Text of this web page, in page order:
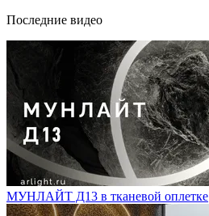
Последние видео
МУНЛАЙТ Д13 в тканевой оплетке